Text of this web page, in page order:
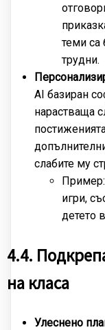
теми са
трудни.
AI базиран
нарастваща
слабите му
игри,
детето
4.4.
на класа
Улеснено